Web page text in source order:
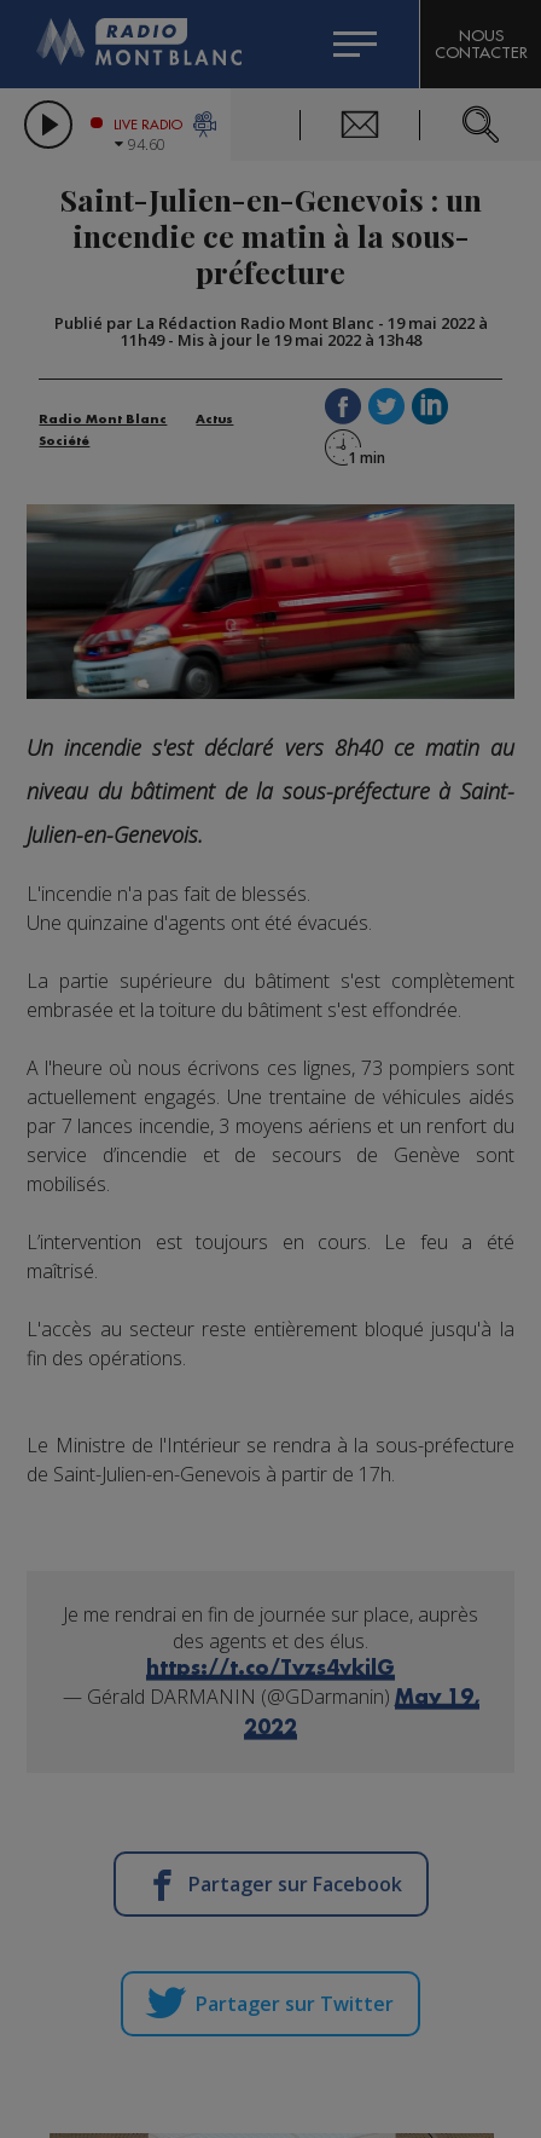
LES CHRONIQUES DE L'EXPERT
CITIZEN MACHINERY
GRAND MASSIF DOMAINES SKIABLES
BIGARD
COMPAGNIE DU MONT-BLANC
NOUS
CONTACTER
LIVE RADIO
94.60
Saint-Julien-en-Genevois : un
incendie ce matin à la sous-
préfecture
Publié par La Rédaction Radio Mont Blanc - 19 mai 2022 à
11h49- Mis à jour le 19 mai 2022 à 13h48
Radio Mont Blanc
Actus
Société
Un incendie s'est déclaré vers 8h40 ce matin au
niveau du bâtiment de la sous-préfecture à Saint-
Julien-en-Genevois.
L'incendie n'a pas fait de blessés.
Une quinzaine d'agents ont été évacués.
La partie supérieure du bâtiment s'est complètement
embrasée et la toiture du bâtiment s'est effondrée.
A l'heure où nous écrivons ces lignes, 73 pompiers sont
actuellement engagés. Une trentaine de véhicules aidés
par 7 lances incendie, 3 moyens aériens et un renfort du
service d’incendie et de secours de Genève sont
mobilisés.
L’intervention est toujours en cours. Le feu a été
maîtrisé.
L'accès au secteur reste entièrement bloqué jusqu'à la
fin des opérations.
Le Ministre de l'Intérieur se rendra à la sous-préfecture
de Saint-Julien-en-Genevois à partir de 17h.
Je me rendrai en fin de journée sur place, auprès
des agents et des élus.
https://t.co/Tvzs4vkjlG
— Gérald DARMANIN (@GDarmanin) May 19,
2022
Partager sur Facebook
Partager sur Twitter